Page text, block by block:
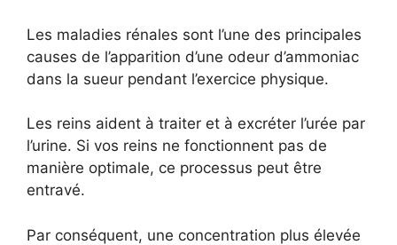
Les maladies rénales sont l’une des principales
causes de l’apparition d’une odeur d’ammoniac
dans la sueur pendant l’exercice physique.
Les reins aident à traiter et à excréter l’urée par
l’urine. Si vos reins ne fonctionnent pas de
manière optimale, ce processus peut être
entravé.
Par conséquent, une concentration plus élevée